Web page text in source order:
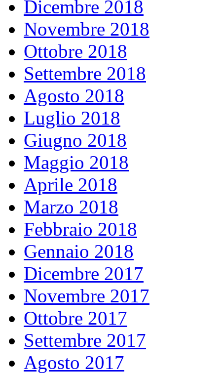
Dicembre 2018
Novembre 2018
Ottobre 2018
Settembre 2018
Agosto 2018
Luglio 2018
Giugno 2018
Maggio 2018
Aprile 2018
Marzo 2018
Febbraio 2018
Gennaio 2018
Dicembre 2017
Novembre 2017
Ottobre 2017
Settembre 2017
Agosto 2017